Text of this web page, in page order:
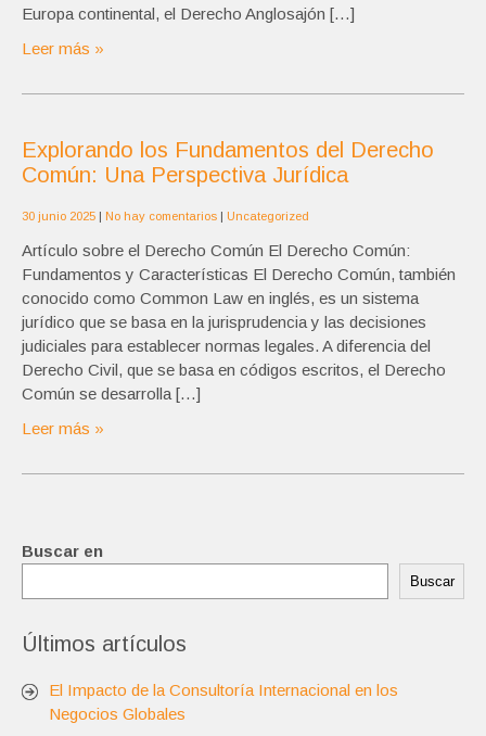
Europa continental, el Derecho Anglosajón […]
Leer más »
Explorando los Fundamentos del Derecho
Común: Una Perspectiva Jurídica
30 junio 2025 | No hay comentarios | Uncategorized
Artículo sobre el Derecho Común El Derecho Común:
Fundamentos y Características El Derecho Común, también
conocido como Common Law en inglés, es un sistema
jurídico que se basa en la jurisprudencia y las decisiones
judiciales para establecer normas legales. A diferencia del
Derecho Civil, que se basa en códigos escritos, el Derecho
Común se desarrolla […]
Leer más »
Buscar en
Buscar
Últimos artículos
El Impacto de la Consultoría Internacional en los
Negocios Globales